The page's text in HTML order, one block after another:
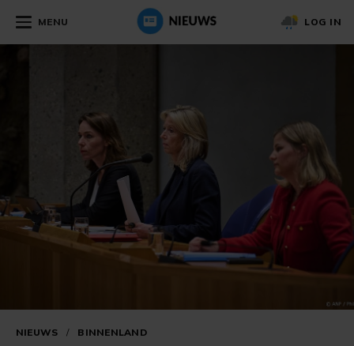
MENU LOG IN
NIEUWS / BINNENLAND